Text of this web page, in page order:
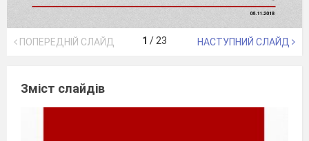
ПОПЕРЕДНІЙ СЛАЙД 1 / 23 НАСТУПНИЙ СЛАЙД
Зміст слайдів